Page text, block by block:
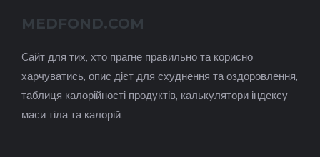
MEDFOND.COM
Cайт для тих, хто прагне правильно та корисно
харчуватись, опис дієт для схуднення та оздоровлення,
таблиця калорійності продуктів, калькулятори індексу
маси тіла та калорій.